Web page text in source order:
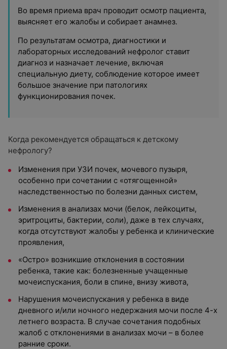
Во время приема врач проводит осмотр пациента,
выясняет его жалобы и собирает анамнез.
По результатам осмотра, диагностики и
лабораторных исследований нефролог ставит
диагноз и назначает лечение, включая
специальную диету, соблюдение которое имеет
большое значение при патологиях
функционирования почек.
Когда рекомендуется обращаться к детскому
нефрологу?
Изменения при УЗИ почек, мочевого пузыря,
особенно при сочетании с «отягощенной»
наследственностью по болезни данных систем,
Изменения в анализах мочи (белок, лейкоциты,
эритроциты, бактерии, соли), даже в тех случаях,
когда отсутствуют жалобы у ребенка и клинические
проявления,
«Остро» возникшие отклонения в состоянии
ребенка, такие как: болезненные учащенные
мочеиспускания, боли в спине, внизу живота,
Нарушения мочеиспускания у ребенка в виде
дневного и/или ночного недержания мочи после 4-х
летнего возраста. В случае сочетания подобных
жалоб с отклонениями в анализах мочи – в более
ранние сроки.